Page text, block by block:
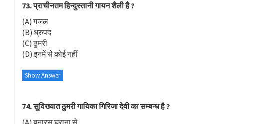
73. प्राचीनतम हिन्दुस्तानी गायन शैली है ?
(A) गजल
(B) ध्रुपद
(C) ठुमरी
(D) इनमें से कोई नहीं
Show Answer
74. सुविख्यात ठुमरी गायिका गिरिजा देवी का सम्बन्ध है ?
(A) बनारस घराना से